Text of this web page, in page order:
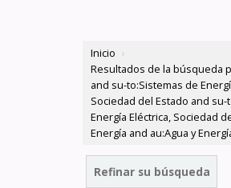
Inicio ›
Resultados de la búsqueda
and su-to:Sistemas de
Sociedad del Estado and su-
Energía Eléctrica, Sociedad
Energía and au:Agua y
Refinar su búsqueda